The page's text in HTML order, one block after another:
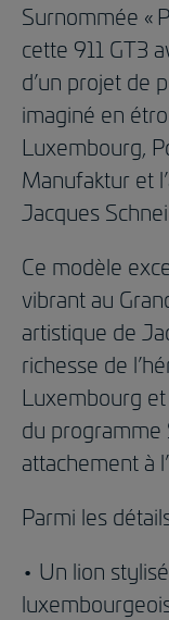
Surnommée «
cette 911 GT3
d’un projet de
imaginé en
Luxembourg,
Manufaktur et
Jacques
Ce modèle
vibrant au
artistique de
richesse de
Luxembourg et
du
attachement à
Parmi les
• Un lion